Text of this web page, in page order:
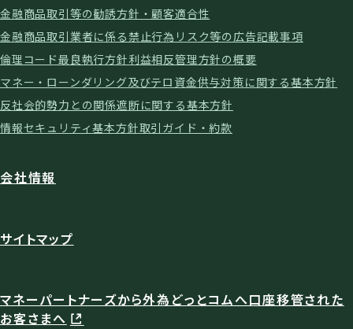
金融商品取引等の勧誘方針・顧客適合性
金融商品取引業者に係る禁止行為 リスク等の広告記載事項
倫理コード最良執行方針利益相反管理方針の概要
マネー・ローンダリング及びテロ資金供与対策に関する基本方針
反社会的勢力との関係遮断に関する基本方針
情報セキュリティ基本方針取引ガイド・約款
会社情報
サイトマップ
マネーパートナーズから外為どっとコムへ口座移管された
お客さまへ